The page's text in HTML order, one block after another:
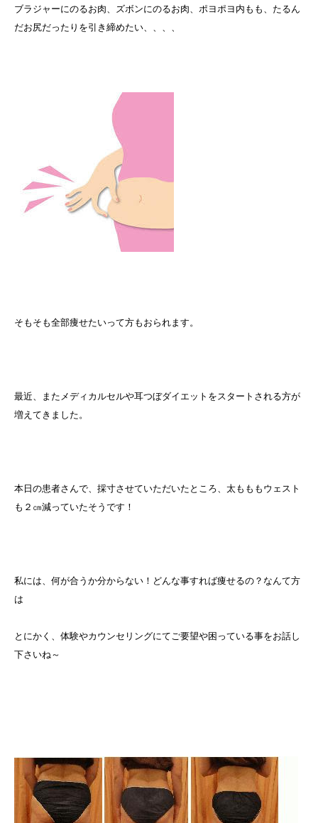
ブラジャーにのるお肉、ズボンにのるお肉、ポヨポヨ内もも、たるん
だお尻だったりを引き締めたい、、、、
そもそも全部痩せたいって方もおられます。
最近、またメディカルセルや耳つぼダイエットをスタートされる方が
増えてきました。
本日の患者さんで、採寸させていただいたところ、太もももウェスト
も２㎝減っていたそうです！
私には、何が合うか分からない！どんな事すれば痩せるの？なんて方
は
とにかく、体験やカウンセリングにてご要望や困っている事をお話し
下さいね～